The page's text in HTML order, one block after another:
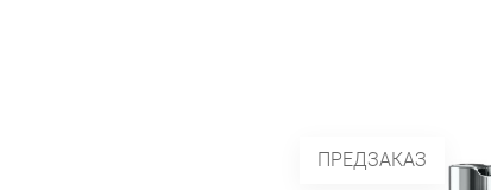
ПРЕДЗАКАЗ